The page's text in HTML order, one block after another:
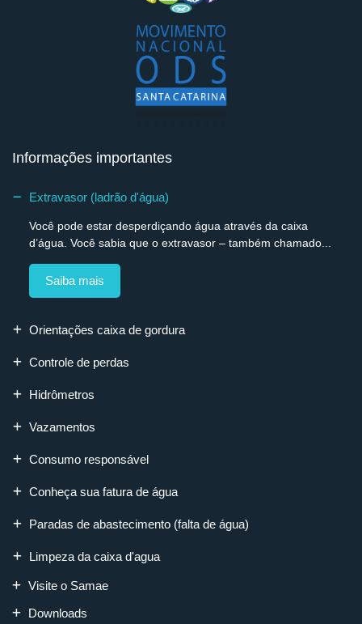
Informações importantes
Extravasor (ladrão d'água)
Você pode estar desperdiçando água através da caixa
d’água. Você sabia que o extravasor – também chamado...
Saiba mais
Orientações caixa de gordura
Controle de perdas
Hidrômetros
Vazamentos
Consumo responsável
Conheça sua fatura de água
Paradas de abastecimento (falta de água)
Limpeza da caixa d'agua
Visite o Samae
Downloads